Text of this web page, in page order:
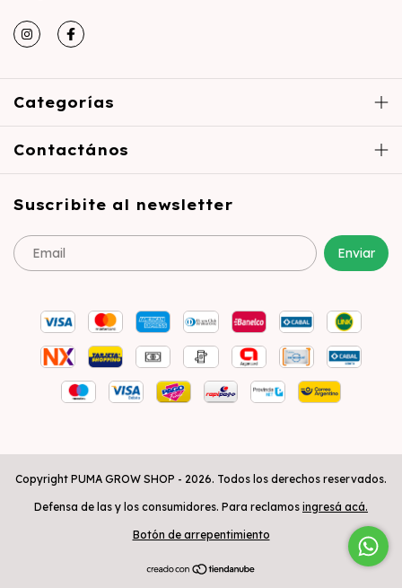
Categorías
Contactános
Suscribite al newsletter
Copyright PUMA GROW SHOP - 2026. Todos los derechos reservados.
Defensa de las y los consumidores. Para reclamos ingresá acá.
Botón de arrepentimiento